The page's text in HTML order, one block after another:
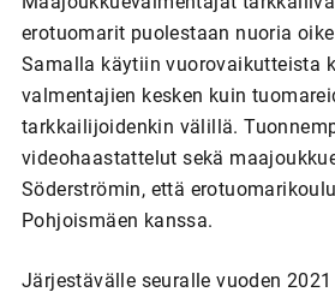
erotuomarit puolestaan nuoria
Samalla käytiin vuorovaikutteista
valmentajien kesken kuin
tarkkailijoidenkin välillä.
videohaastattelut sekä
Söderströmin, että
Pohjoismäen kanssa.
Järjestävälle seuralle vuoden